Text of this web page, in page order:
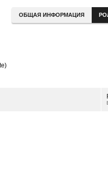
ОБЩАЯ ИНФОРМАЦИЯ